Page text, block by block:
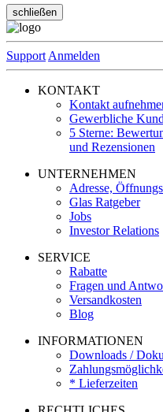
schließen
SupportAnmelden
KONTAKT
Kontakt
Gewerbliche
5 Sterne:
und Rezensionen
UNTERNEHMEN
Adresse,
Glas Ratgeber
Jobs
Investor Relations
SERVICE
Rabatte
Fragen und
Versandkosten
Blog
INFORMATIONEN
Downloads /
* Lieferzeiten